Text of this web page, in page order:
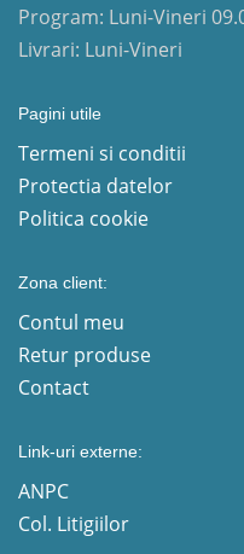
Program: Luni-Vineri
Livrari: Luni-Vineri
Pagini utile
Termeni si conditii
Protectia datelor
Politica cookie
Zona client:
Contul meu
Retur produse
Contact
Link-uri externe:
ANPC
Col. Litigiilor